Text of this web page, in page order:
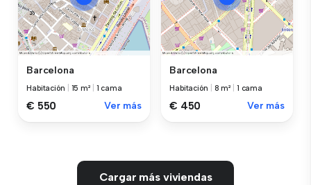
Barcelona
Habitación 15 m² 1 cama
€ 550 Ver más
Barcelona
Habitación 8 m² 1 cama
€ 450 Ver más
Cargar más viviendas